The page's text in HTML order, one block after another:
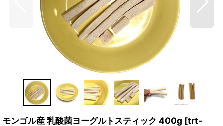
モンゴル産 乳酸菌ヨーグルトスティック 400g [trt-